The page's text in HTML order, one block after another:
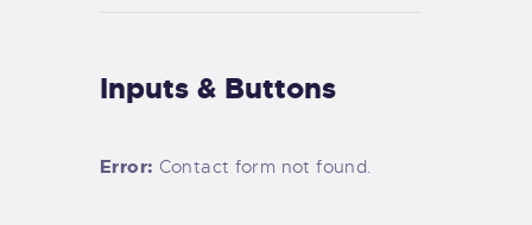
Inputs & Buttons
Error: Contact form not found.